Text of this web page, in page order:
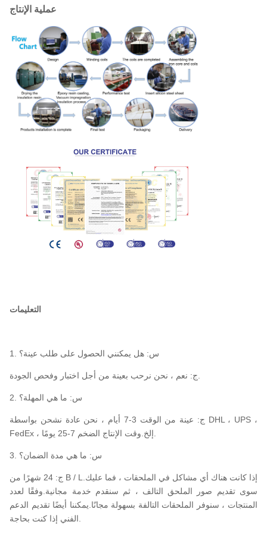
عملية الإنتاج
التعليمات
1. س: هل يمكنني الحصول على طلب عينة؟
2. س: ما هي المهلة؟
ج: عينة من الوقت 3-7 أيام ، نحن عادة نشحن بواسطة DHL ، UPS ،
3. س: ما هي مدة الضمان؟
ج: 24 شهرًا من B / L.إذا كانت هناك أي مشاكل في الملحقات ، فما عليك
سوى تقديم صور الملحق التالف ، ثم سنقدم خدمة مجانية.وفقًا لعدد
المنتجات ، سنوفر الملحقات التالفة بسهولة مجانًا.يمكننا أيضًا تقديم الدعم